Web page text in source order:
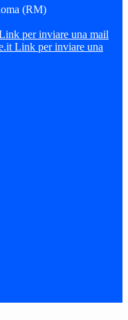
(RM)
per inviare una mail
Link per inviare una